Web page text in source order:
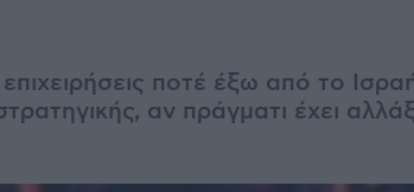
ποτέ έξω από το
αν πράγματι έχει